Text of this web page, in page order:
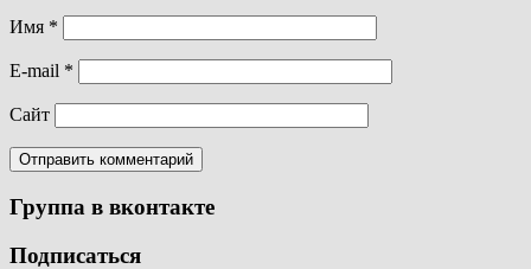
Имя *
E-mail *
Сайт
Группа в вконтакте
Подписаться